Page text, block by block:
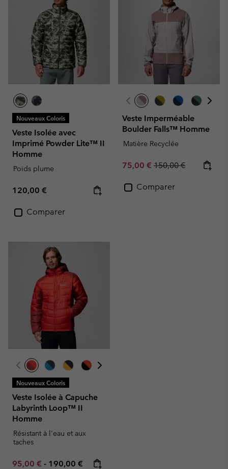
Nouveaux Coloris
Veste Isolée avec
Imprimé Powder Lite™ II
Homme
Poids plume
Regular price:
120,00 €
Comparer
Veste Imperméable
Boulder Falls™ Homme
Matière Recyclée
Sale price:
75,00 € Regular price:
150,00 €
Comparer
Nouveaux Coloris
Veste Isolée à Capuche
Labyrinth Loop™ II
Homme
Résistant à l'eau et aux
taches
Minimum sale price:
95,00 € - Maximum price:
190,00 €